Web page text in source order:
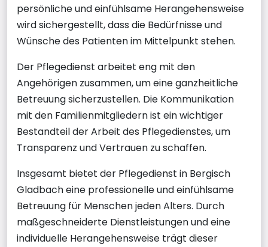
persönliche und einfühlsame Herangehensweise
wird sichergestellt, dass die Bedürfnisse und
Wünsche des Patienten im Mittelpunkt stehen.
Der Pflegedienst arbeitet eng mit den
Angehörigen zusammen, um eine ganzheitliche
Betreuung sicherzustellen. Die Kommunikation
mit den Familienmitgliedern ist ein wichtiger
Bestandteil der Arbeit des Pflegedienstes, um
Transparenz und Vertrauen zu schaffen.
Insgesamt bietet der Pflegedienst in Bergisch
Gladbach eine professionelle und einfühlsame
Betreuung für Menschen jeden Alters. Durch
maßgeschneiderte Dienstleistungen und eine
individuelle Herangehensweise trägt dieser